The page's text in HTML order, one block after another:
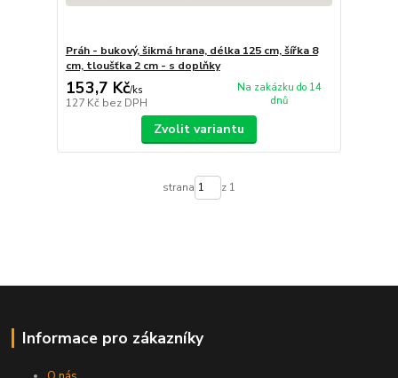
Práh - bukový, šikmá hrana, délka 125 cm, šířka 8
cm, tloušťka 2 cm - s doplňky
153,7 Kč/ks
127 Kč bez DPH
Na zakázku do 14
dnů
Zvolit variantu
strana z 1
Informace pro zákazníky